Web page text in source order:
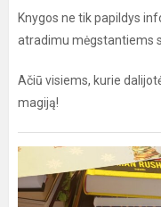
Knygos ne tik papildys
atradimu mėgstantiems
Ačiū visiems, kurie
magiją!